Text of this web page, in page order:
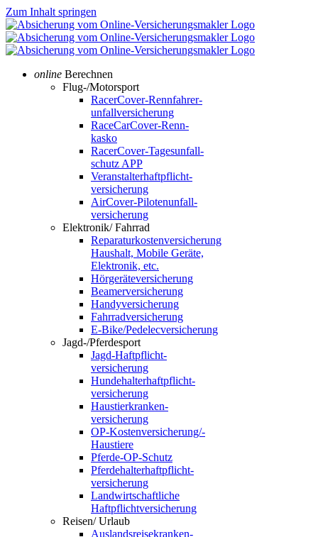
Zum Inhalt springen
online Berechnen
Flug-/Motorsport
RacerCover-Renn­fahrer­
unfall­versicherung
RaceCarCover-Renn­
kasko
RacerCover-Tages­unfall­
schutz APP
Veranstalter­haft­pflicht­
versicherung
AirCover-Piloten­unfall­
versicherung
Elektronik/ Fahrrad
Reparaturkosten­versicherung
Haushalt, Mobile Geräte,
Elektronik, etc.
Hörgeräte­vers­icherung
Beamerversicherung
Handyversicherung
Fahrradversicherung
E-Bike/Pedelec­versicherung
Jagd-/Pferde­sport
Jagd-Haftpflicht­
versicherung
Hundehalter­haft­pflicht­
versicherung
Haustier­kranken­
versicherung
OP-Kosten­vers­icher­ung/­
Haustiere
Pferde-OP-Schutz
Pferde­halter­haft­pflicht­
versicherung
Landwirt­schaftliche
Haftpflicht­versicherung
Reisen/ Urlaub
Auslandsreise­krank­en­